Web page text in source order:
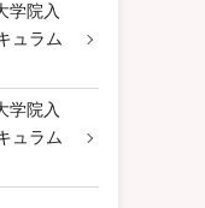
学院入
ュラム
学院入
ュラム